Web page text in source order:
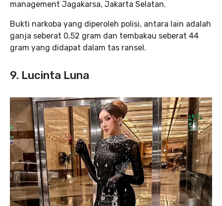
management Jagakarsa, Jakarta Selatan.
Bukti narkoba yang diperoleh polisi, antara lain adalah
ganja seberat 0,52 gram dan tembakau seberat 44
gram yang didapat dalam tas ransel.
9. Lucinta Luna